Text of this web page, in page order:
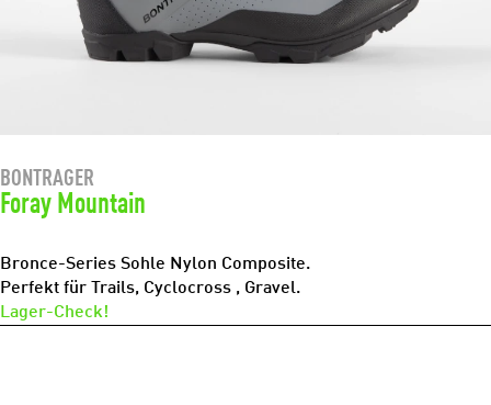
BONTRAGER
Foray Mountain
Bronce-Series Sohle Nylon Composite.
Perfekt für Trails, Cyclocross , Gravel.
Lager-Check!